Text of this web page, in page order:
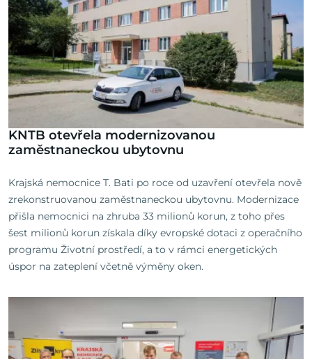
KNTB otevřela modernizovanou
zaměstnaneckou ubytovnu
Krajská nemocnice T. Bati po roce od uzavření otevřela nově
zrekonstruovanou zaměstnaneckou ubytovnu. Modernizace
přišla nemocnici na zhruba 33 milionů korun, z toho přes
šest milionů korun získala díky evropské dotaci z operačního
programu Životní prostředí, a to v rámci energetických
úspor na zateplení včetně výměny oken.